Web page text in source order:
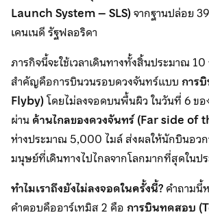
Launch System – SLS)จากฐานปล่อย
เคนเนดี รัฐฟลอริดา
ภารกิจนี้จะใช้เวลาเดินทางทั้งสิ้นประมาณ
สำคัญคือการบินวนรอบดวงจันทร์แบบ การ
Flyby)โดยไม่ลงจอดบนพื้นผิว ในวันที่ 6 ขอ
ผ่านด้านไกลของดวงจันทร์ (Far side of
ห่างประมาณ 5,000 ไมล์ ส่งผลให้นักบินอว
มนุษย์ที่เดินทางไปไกลจากโลกมากที่สุดในป
ทำไมเราถึงยังไม่ลงจอดในครั้งนี้?คำถามนี้
คำตอบคืออาร์เทมิส 2 คือ การบินทดสอบ (